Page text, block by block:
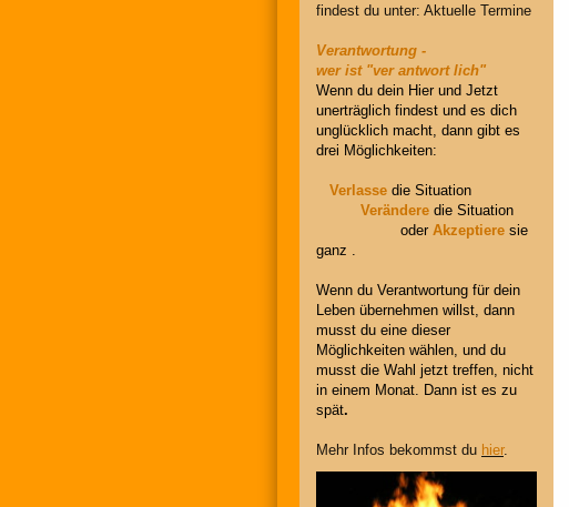
findest du unter: Aktuelle Termine
Verantwortung -
wer ist "ver antwort lich"
Wenn du dein Hier und Jetzt
unerträglich findest und es dich
unglücklich macht, dann gibt es
drei Möglichkeiten:
Verlasse die Situation
Verändere die Situation
oder Akzeptiere sie
ganz .
Wenn du Verantwortung für dein
Leben übernehmen willst, dann
musst du eine dieser
Möglichkeiten wählen, und du
musst die Wahl jetzt treffen, nicht
in einem Monat. Dann ist es zu
spät.
Mehr Infos bekommst du hier.